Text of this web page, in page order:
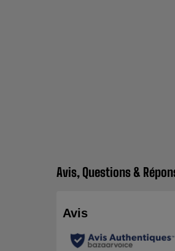
Avis, Questions &